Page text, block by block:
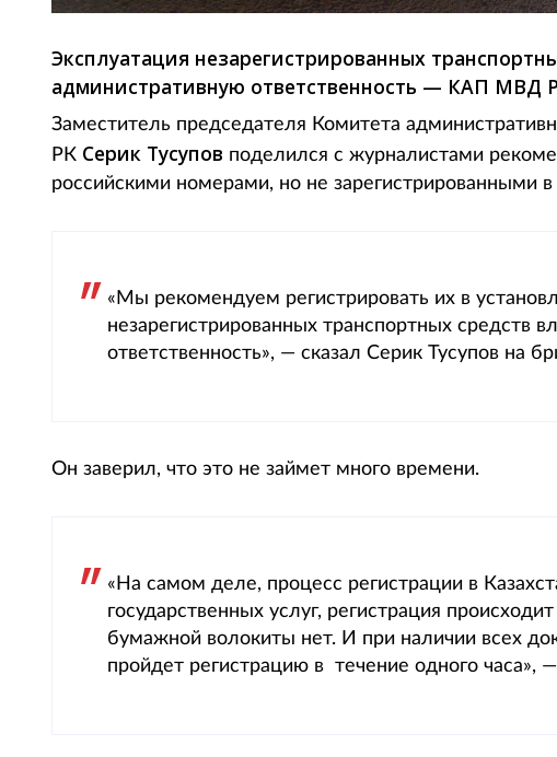
Эксплуатация незарегистрированных
административную ответственность — КАП МВД
Заместитель председателя Комитета
РК Серик Тусупов поделился с журналистами
российскими номерами, но не зарегистрированными
«Мы рекомендуем регистрировать их в
незарегистрированных транспортных средств
ответственность», — сказал Серик Тусупов на
Он заверил, что это не займет много времени.
«На самом деле, процесс регистрации в
государственных услуг, регистрация
бумажной волокиты нет. И при наличии всех
пройдет регистрацию в течение одного часа»,